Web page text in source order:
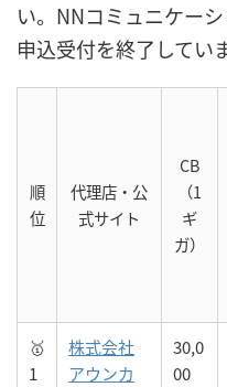
い。NNコミュニケー
申込受付を終了してい
順
位
代理店・公
式サイト
CB
（1
ギ
ガ）
🥇
1
株式会社
アウンカ
30,0
00